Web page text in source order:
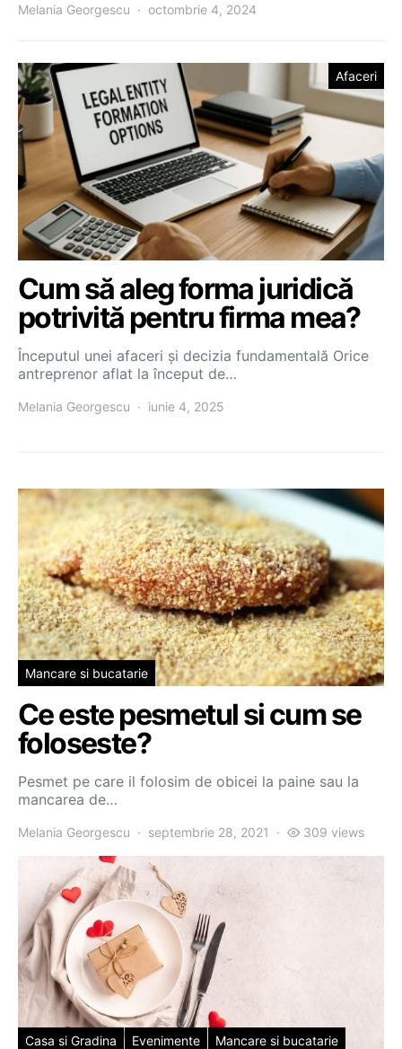
Melania Georgescu octombrie 4, 2024
Afaceri
Cum să aleg forma juridică
potrivită pentru firma mea?
Începutul unei afaceri și decizia fundamentală Orice
antreprenor aflat la început de…
Melania Georgescu iunie 4, 2025
Mancare si bucatarie
Ce este pesmetul si cum se
foloseste?
Pesmet pe care il folosim de obicei la paine sau la
mancarea de…
Melania Georgescu septembrie 28, 2021 309 views
Casa si Gradina Evenimente Mancare si bucatarie